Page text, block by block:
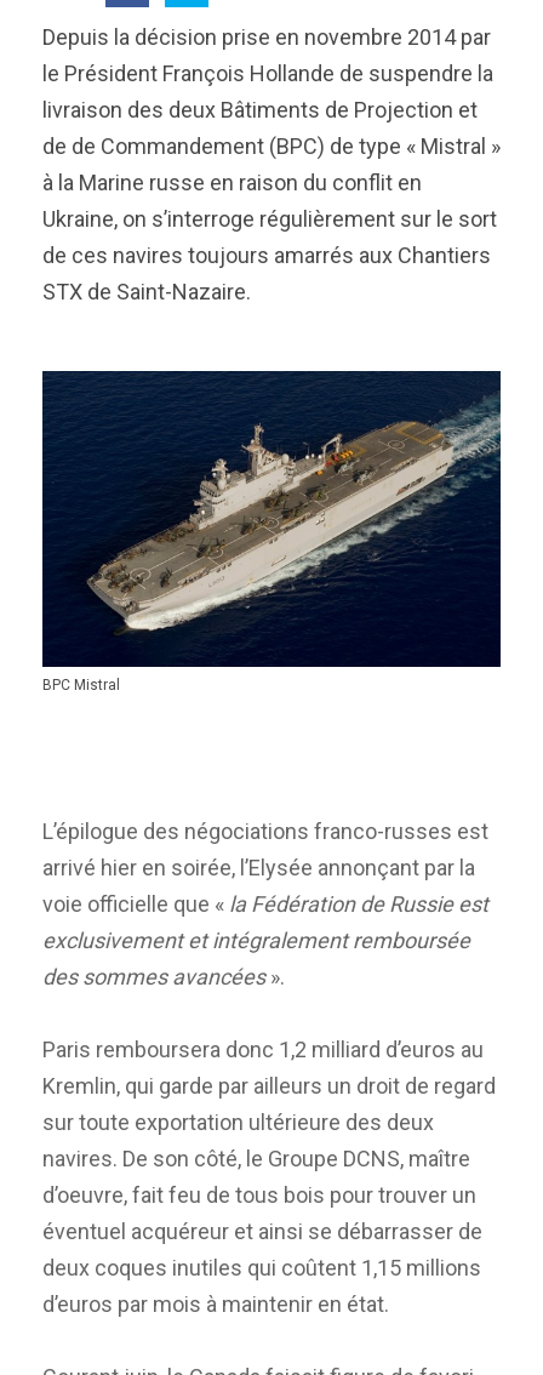
Depuis la décision prise en novembre 2014 par
le Président François Hollande de suspendre la
livraison des deux Bâtiments de Projection et
de de Commandement (BPC) de type « Mistral »
à la Marine russe en raison du conflit en
Ukraine, on s’interroge régulièrement sur le sort
de ces navires toujours amarrés aux Chantiers
STX de Saint-Nazaire.
BPC Mistral
L’épilogue des négociations franco-russes est
arrivé hier en soirée, l’Elysée annonçant par la
voie officielle que « la Fédération de Russie est
exclusivement et intégralement remboursée
des sommes avancées».
Paris remboursera donc 1,2 milliard d’euros au
Kremlin, qui garde par ailleurs un droit de regard
sur toute exportation ultérieure des deux
navires. De son côté, le Groupe DCNS, maître
d’oeuvre, fait feu de tous bois pour trouver un
éventuel acquéreur et ainsi se débarrasser de
deux coques inutiles qui coûtent 1,15 millions
d’euros par mois à maintenir en état.